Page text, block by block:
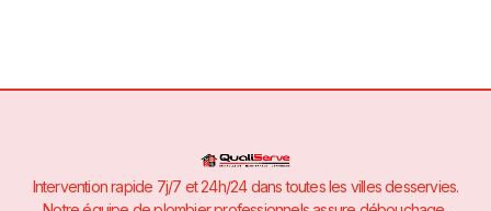
Intervention rapide 7j/7 et 24h/24 dans toutes les villes desservies.